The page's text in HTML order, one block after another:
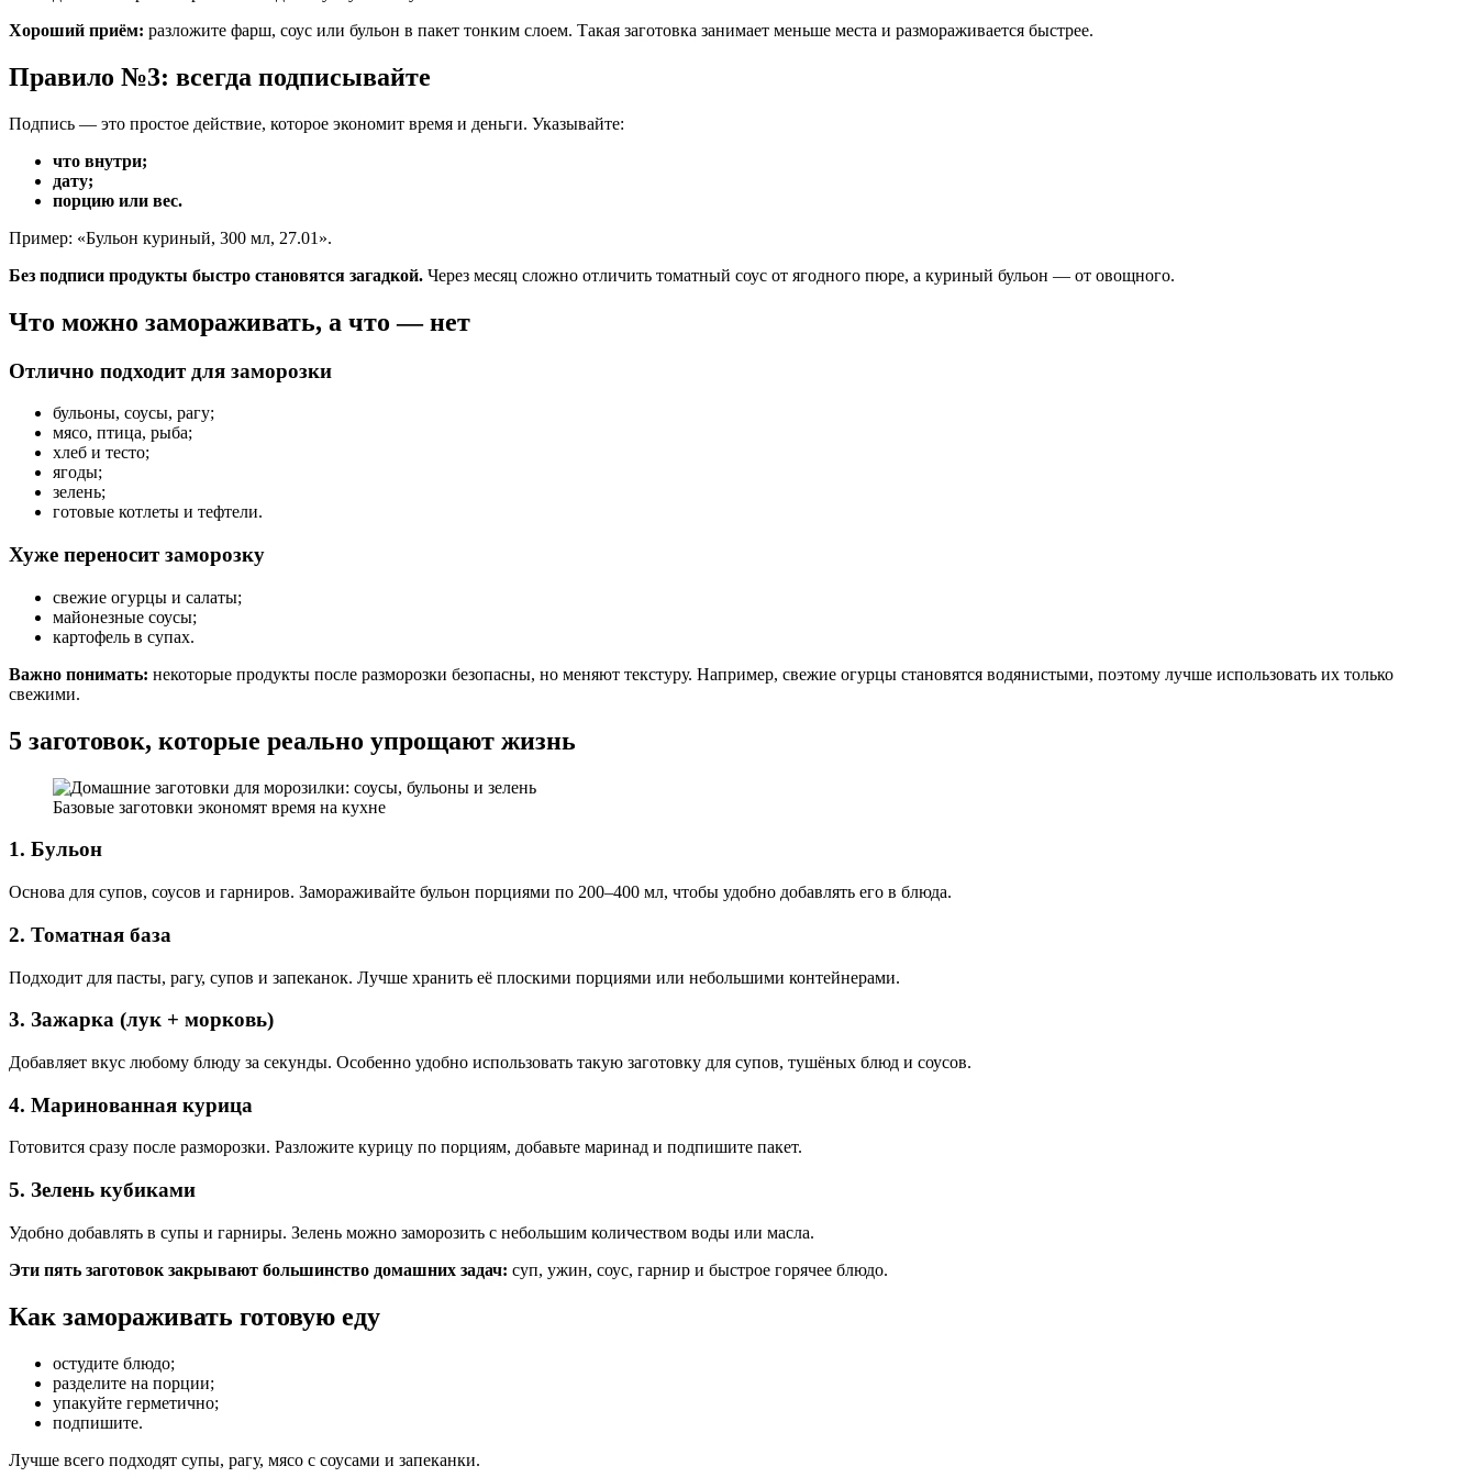
Хороший приём: разложите фарш, соус или бульон в пакет тонким слоем. Такая заготовка занимает меньше места и размораживается быстрее.
Правило №3: всегда подписывайте
Подпись — это простое действие, которое экономит время и деньги. Указывайте:
что внутри;
дату;
порцию или вес.
Пример: «Бульон куриный, 300 мл, 27.01».
Без подписи продукты быстро становятся загадкой. Через месяц сложно отличить томатный соус от ягодного пюре, а куриный бульон — от овощного.
Что можно замораживать, а что — нет
Отлично подходит для заморозки
бульоны, соусы, рагу;
мясо, птица, рыба;
хлеб и тесто;
ягоды;
зелень;
готовые котлеты и тефтели.
Хуже переносит заморозку
свежие огурцы и салаты;
майонезные соусы;
картофель в супах.
Важно понимать: некоторые продукты после разморозки безопасны, но меняют текстуру. Например, свежие огурцы становятся водянистыми, поэтому лучше использовать их только
свежими.
5 заготовок, которые реально упрощают жизнь
Базовые заготовки экономят время на кухне
1. Бульон
Основа для супов, соусов и гарниров. Замораживайте бульон порциями по 200–400 мл, чтобы удобно добавлять его в блюда.
2. Томатная база
Подходит для пасты, рагу, супов и запеканок. Лучше хранить её плоскими порциями или небольшими контейнерами.
3. Зажарка (лук + морковь)
Добавляет вкус любому блюду за секунды. Особенно удобно использовать такую заготовку для супов, тушёных блюд и соусов.
4. Маринованная курица
Готовится сразу после разморозки. Разложите курицу по порциям, добавьте маринад и подпишите пакет.
5. Зелень кубиками
Удобно добавлять в супы и гарниры. Зелень можно заморозить с небольшим количеством воды или масла.
Эти пять заготовок закрывают большинство домашних задач: суп, ужин, соус, гарнир и быстрое горячее блюдо.
Как замораживать готовую еду
остудите блюдо;
разделите на порции;
упакуйте герметично;
подпишите.
Лучше всего подходят супы, рагу, мясо с соусами и запеканки.